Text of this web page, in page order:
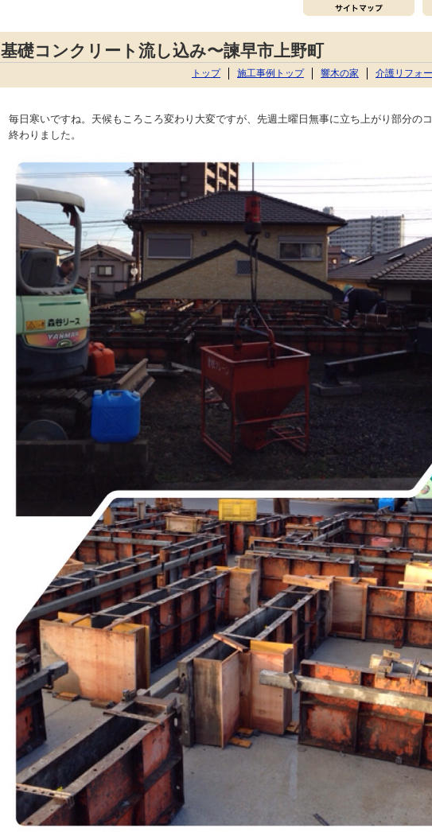
基礎コンクリート流し込み〜諫早市上野町
トップ 施工事例トップ 響木の家 介護リフォ
毎日寒いですね。天候もころころ変わり大変ですが、先週土曜日無事に立ち上がり部分の
終わりました。